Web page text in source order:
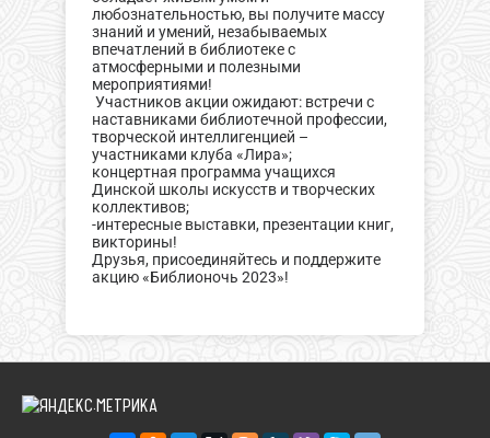
любознательностью, вы получите массу
знаний и умений, незабываемых
впечатлений в библиотеке с
атмосферными и полезными
мероприятиями!
Участников акции ожидают: встречи с
наставниками библиотечной профессии,
творческой интеллигенцией –
участниками клуба «Лира»;
концертная программа учащихся
Динской школы искусств и творческих
коллективов;
-интересные выставки, презентации книг,
викторины!
Друзья, присоединяйтесь и поддержите
акцию «Библионочь 2023»!